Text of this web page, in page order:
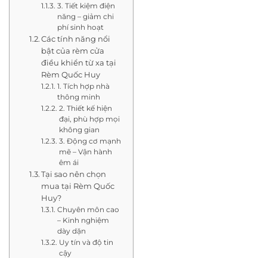
3. Tiết kiệm điện
năng – giảm chi
phí sinh hoạt
Các tính năng nổi
bật của rèm cửa
điều khiển từ xa tại
Rèm Quốc Huy
1. Tích hợp nhà
thông minh
2. Thiết kế hiện
đại, phù hợp mọi
không gian
3. Động cơ mạnh
mẽ – Vận hành
êm ái
Tại sao nên chọn
mua tại Rèm Quốc
Huy?
Chuyên môn cao
– Kinh nghiệm
dày dặn
Uy tín và độ tin
cậy